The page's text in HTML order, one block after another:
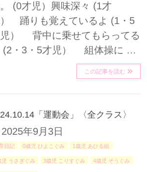
(0才児）興味深々 (1才
） 踊りも覚えているよ (1・5
） 背中に乗せてもらってる
(2・3・5才児） 組体操に …
この記事を読む
「運動会」〈全クラス〉
2025年9月3日
日記 0歳児 ひよこぐみ 1歳児 あひる組
児 うさぎぐみ 3歳児 こりすぐみ 4歳児 ぞうぐみ